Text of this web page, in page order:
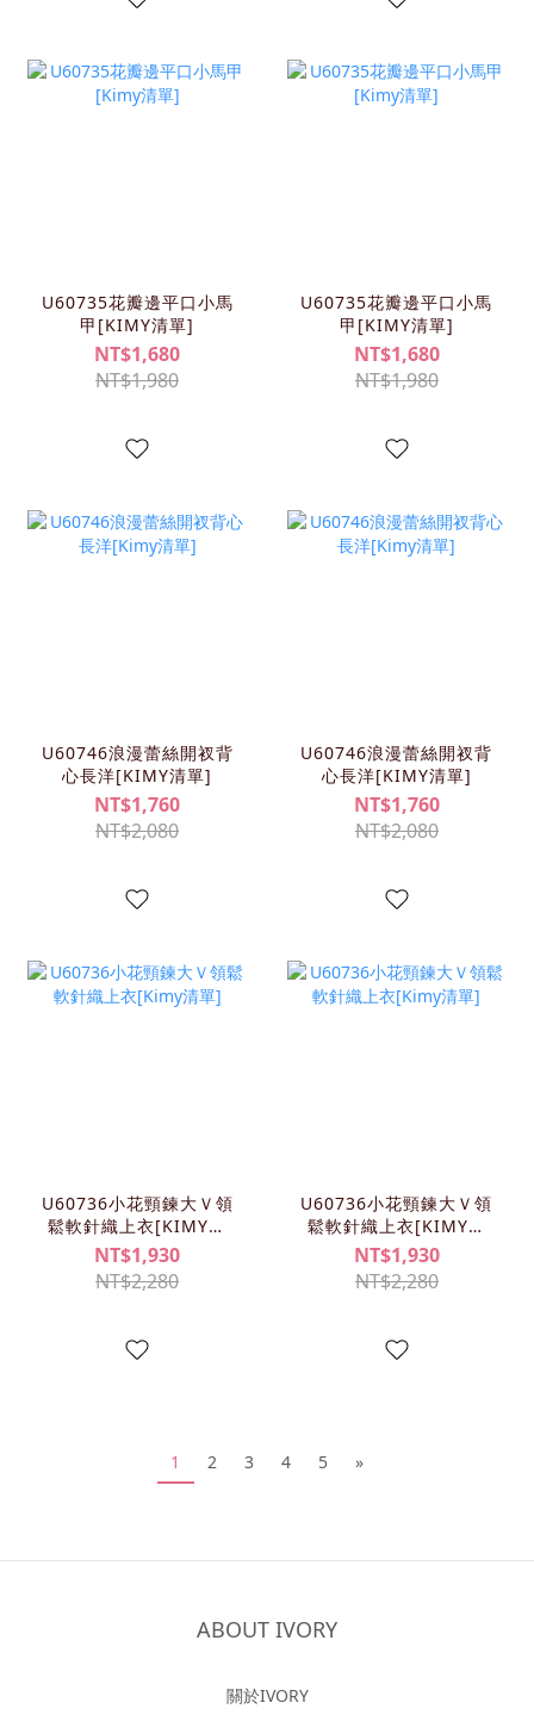
U60735花瓣邊平口小馬
甲[KIMY清單]
NT$1,680
NT$1,980
U60735花瓣邊平口小馬
甲[KIMY清單]
NT$1,680
NT$1,980
U60746浪漫蕾絲開衩背
心長洋[KIMY清單]
NT$1,760
NT$2,080
U60746浪漫蕾絲開衩背
心長洋[KIMY清單]
NT$1,760
NT$2,080
U60736小花頸鍊大Ｖ領
鬆軟針織上衣[KIMY清
單]
NT$1,930
NT$2,280
U60736小花頸鍊大Ｖ領
鬆軟針織上衣[KIMY清
單]
NT$1,930
NT$2,280
1 2 3 4 5 »
ABOUT IVORY
關於IVORY